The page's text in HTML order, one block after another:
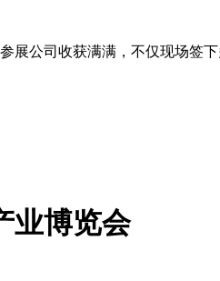
公司收获满满，不仅现场签
业博览会